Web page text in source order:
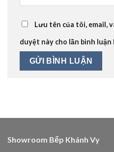
Lưu tên của tôi, email,
duyệt này cho lần bình luận
Showroom Bếp Khánh Vy